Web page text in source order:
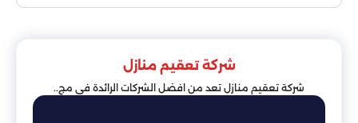
شركة تعقيم منازل
شركة تعقيم منازل تعد من افضل الشركات الرائدة في مج..